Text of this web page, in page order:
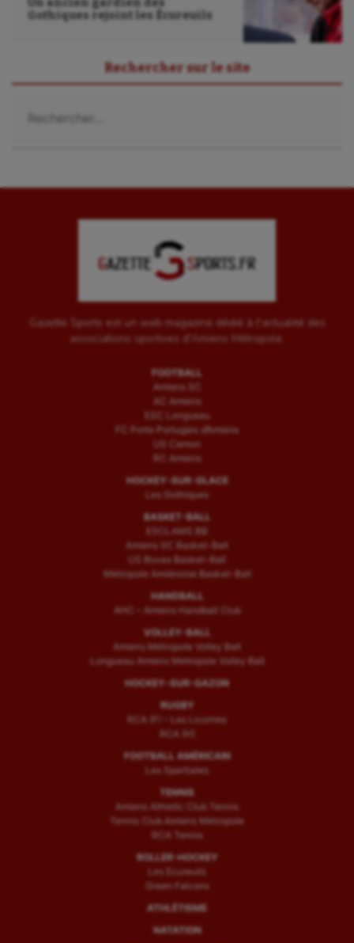
UNSS
Wakeboard
Gothiques rejoint les Écureuils
Rechercher sur le site
Gazette Sports est un web magazine dédié à l'actualité des
associations sportives d'Amiens Métropole.
FOOTBALL
Amiens SC
AC Amiens
ESC Longueau
FC Porto Portugais d’Amiens
US Camon
RC Amiens
HOCKEY-SUR-GLACE
Les Gothiques
BASKET-BALL
ESCLAMS BB
Amiens SC Basket-Ball
US Boves Basket-Ball
Métropole Amiénoise Basket-Ball
HANDBALL
AHC – Amiens Handball Club
VOLLEY-BALL
Amiens Métropole Volley Ball
Longueau Amiens Metropole Volley Ball
HOCKEY-SUR-GAZON
RUGBY
RCA (F) – Les Licornes
RCA (H)
FOOTBALL AMÉRICAIN
Les Spartiates
TENNIS
Amiens Athletic Club Tennis
Tennis Club Amiens Métropole
RCA Tennis
ROLLER-HOCKEY
Les Ecureuils
Green Falcons
ATHLÉTISME
NATATION